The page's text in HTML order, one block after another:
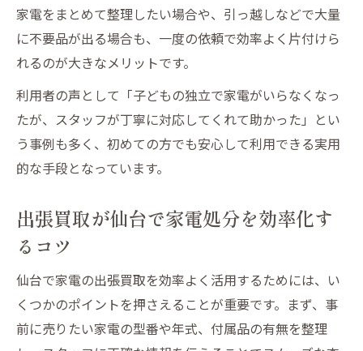
高く売りたいなら仙台で選ぶ出張買取の魅力
仙台で出張買取を選ぶと家電が高く売れる
理由
仙台の家電出張買取で査定額を上げるポイ
ント
仙台で家電を高値で出張買取してもらうコ
ツ
方法
ント
出張買取で叶える仙台の家電お得処分テクニッ
ク
家電をまとめて整理したい場合や、引っ越しなどで大量
に不要品が出る場合も、一度の依頼で効率よく片付けら
れるのが大きなメリットです。
利用者の声として「子どもの独立で家電がいらなくなっ
たが、スタッフが丁寧に対応してくれて助かった」とい
う事例も多く、初めての方でも安心して利用できる実用
的な手段となっています。
出張買取が仙台で家電処分を効率化す
るコツ
仙台で家電の出張買取を効率よく活用するためには、い
くつかのポイントを押さえることが重要です。まず、事
前に売りたい家電の型番や年式、付属品の有無を整理